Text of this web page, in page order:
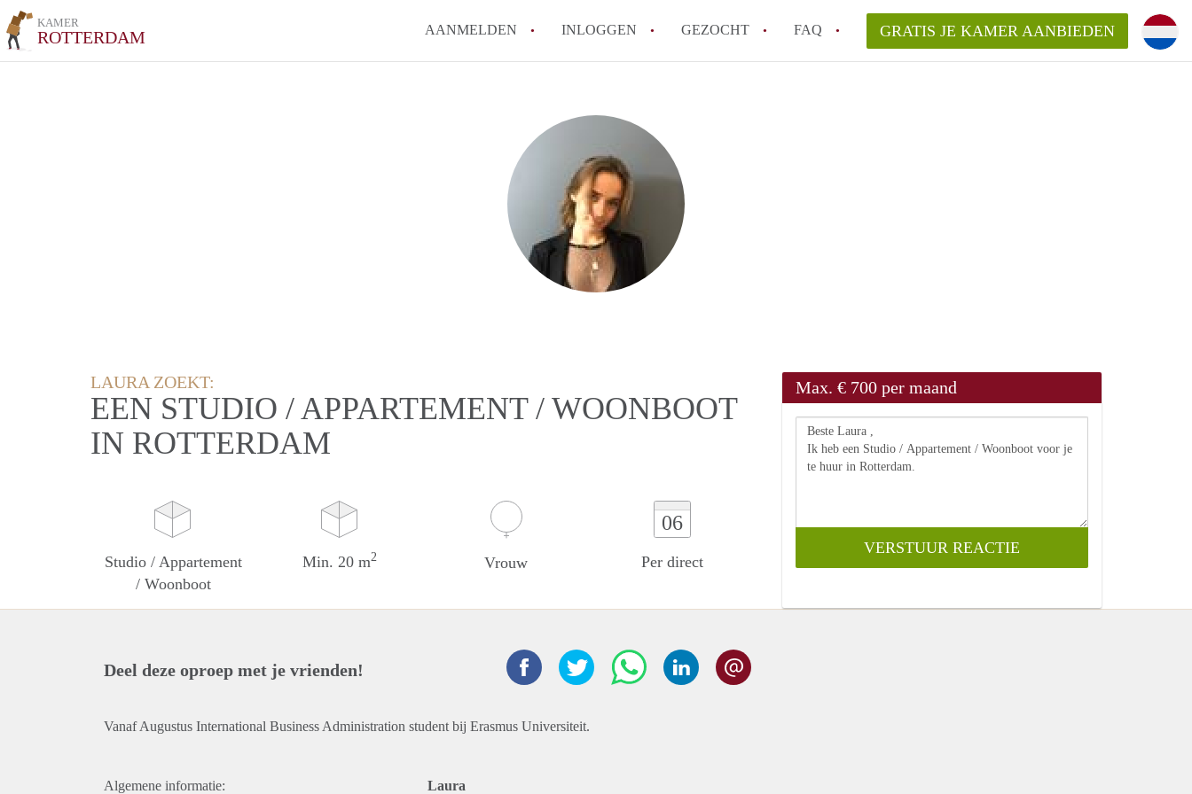
KAMER
ROTTERDAM AANMELDEN INLOGGEN GEZOCHT FAQ
Hoe groot is de kans dat ik snel een kamer vind?
Wat kost een studentenkamer gemiddeld in Rotterdam?
In welke wijken van Rotterdam kan ik het beste wonen als student?
Hoe vind ik een kamer in Rotterdam?
Alle veelgestelde vragen
GRATIS JE KAMER AANBIEDEN
LAURA ZOEKT:
EEN STUDIO / APPARTEMENT / WOONBOOT
IN ROTTERDAM
Studio / Appartement
/ Woonboot
Min. 20 m2 Vrouw
06
Per direct
Max. € 700 per maand
Deel deze oproep met je vrienden!
Vanaf Augustus International Business Administration student bij Erasmus Universiteit.
Algemene informatie: Laura